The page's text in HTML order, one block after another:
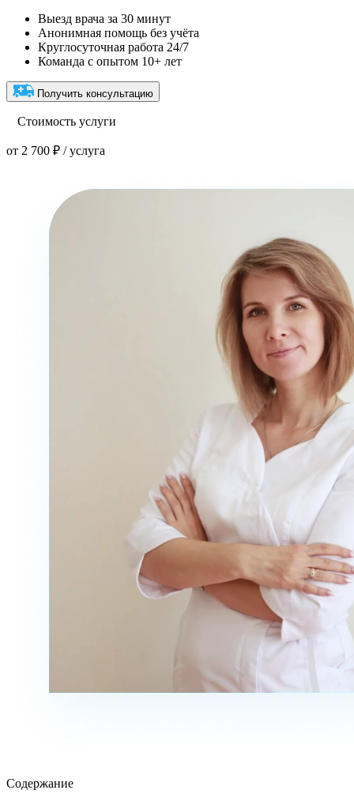
Выезд врача за 30 минут
Анонимная помощь без учёта
Круглосуточная работа 24/7
Команда с опытом 10+ лет
Получить консультацию
Стоимость услуги
от 2 700 ₽ / услуга
Содержание